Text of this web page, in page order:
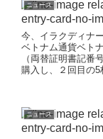
ニュース
今、イラクディナ
ベトナム通貨ベト
（両替証明書記番
購入し、２回目の5
ニュース